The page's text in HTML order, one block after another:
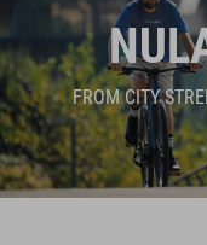
FROM CITY